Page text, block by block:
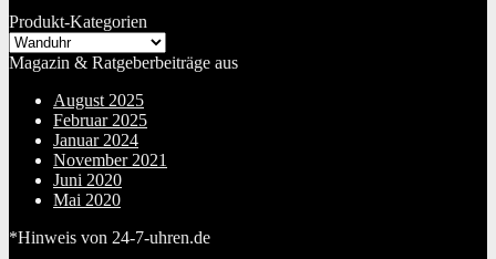
Produkt-Kategorien
Magazin & Ratgeberbeiträge aus
August 2025
Februar 2025
Januar 2024
November 2021
Juni 2020
Mai 2020
*Hinweis von 24-7-uhren.de